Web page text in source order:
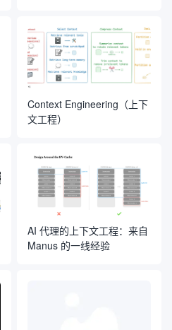
Context Engineering（上下
文工程）
AI 代理的上下文工程：来自
Manus 的一线经验